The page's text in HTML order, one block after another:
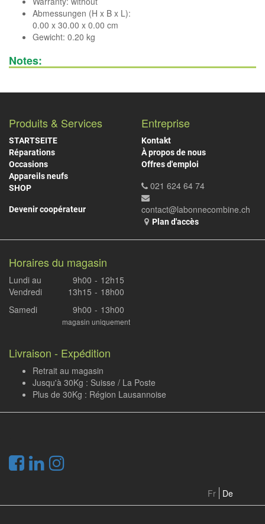
Abmessungen (H x B x L):
0.00 x 30.00 x 0.00 cm
Gewicht: 0.20 kg
Notes:
Produits & Services
STARTSEITE
Réparations
Occasions
Appareils neufs
SHOP
Devenir coopérateur
Entreprise
Kontakt
À propos de nous
Offres d'emploi
021 624 64 74
contact@labonnecombine.ch
Plan d'accès
Horaires du magasin
Lundi au
Vendredi
9h00
13h15
-
-
12h15
18h00
Samedi
9h00 - 13h00
magasin uniquement
Livraison - Expédition
Retrait au magasin
Jusqu'à 30Kg : Suisse / La Poste
Plus de 30Kg : Région Lausannoise
Fr De